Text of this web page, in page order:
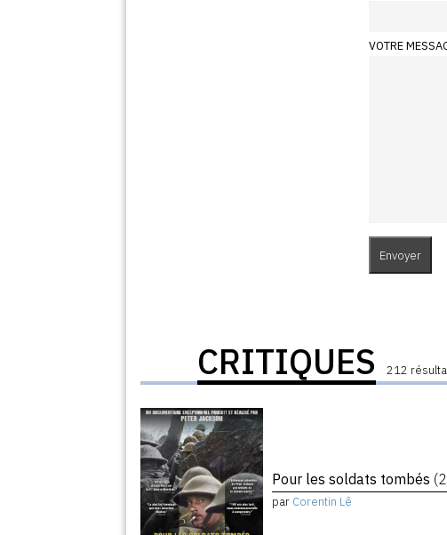
VOTRE
CRITIQUES 212
Pour les soldats tombés
par Corentin Lê